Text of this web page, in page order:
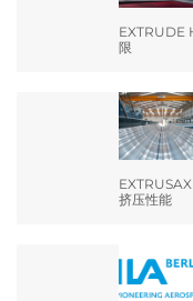
EXTRUDE
限
挤压性能